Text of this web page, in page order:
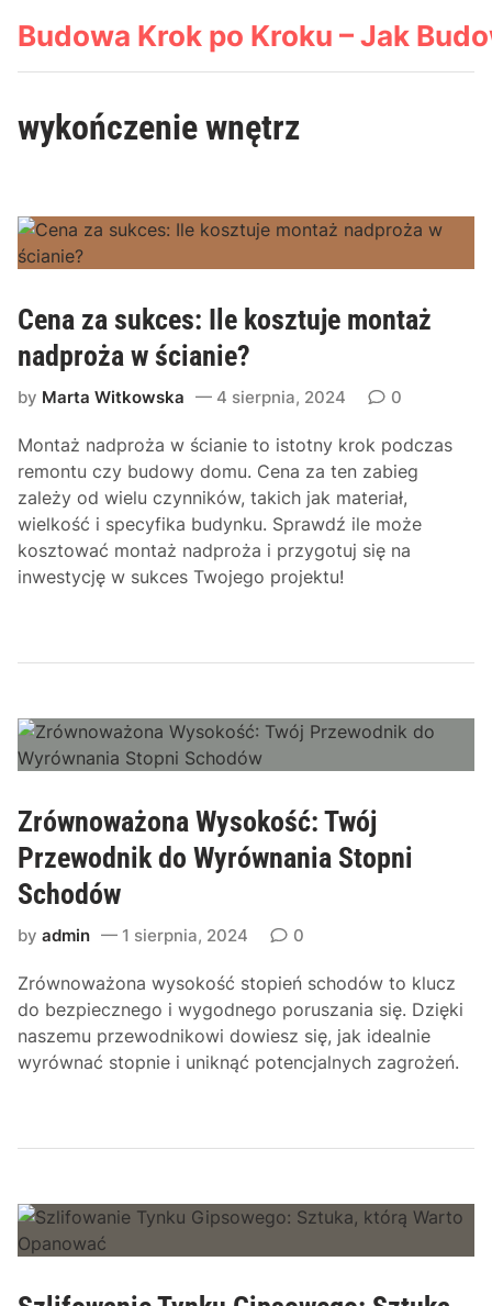
Budowa Krok po Kroku – Jak
wykończenie wnętrz
Cena za sukces: Ile kosztuje montaż
nadproża w ścianie?
by Marta Witkowska 4 sierpnia, 2024 0
Montaż nadproża w ścianie to istotny krok podczas
remontu czy budowy domu. Cena za ten zabieg
zależy od wielu czynników, takich jak materiał,
wielkość i specyfika budynku. Sprawdź ile może
kosztować montaż nadproża i przygotuj się na
inwestycję w sukces Twojego projektu!
Zrównoważona Wysokość: Twój
Przewodnik do Wyrównania Stopni
Schodów
byadmin 1 sierpnia, 2024 0
Zrównoważona wysokość stopień schodów to klucz
do bezpiecznego i wygodnego poruszania się. Dzięki
naszemu przewodnikowi dowiesz się, jak idealnie
wyrównać stopnie i uniknąć potencjalnych zagrożeń.